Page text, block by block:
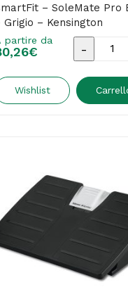
– SoleMate Pro
Grigio – Kensington
partire da
€
SmartFit
-
Grigio
quantità
Wishlist